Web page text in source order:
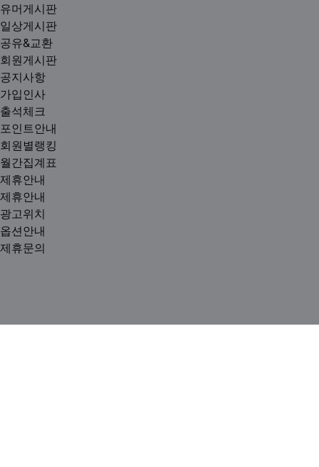
유머게시판
일상게시판
공유&교환
회원게시판
공지사항
가입인사
출석체크
포인트안내
회원별랭킹
월간집계표
제휴안내
제휴안내
광고위치
옵션안내
제휴문의